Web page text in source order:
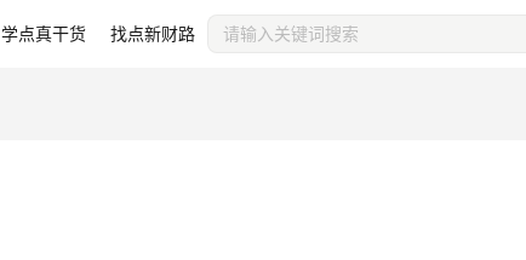
学点真干货 找点新财路